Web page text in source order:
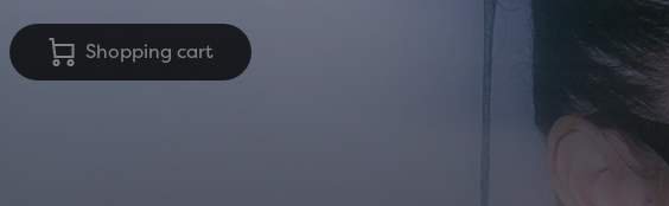
Shopping cart